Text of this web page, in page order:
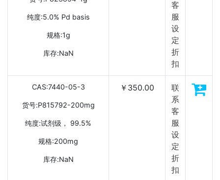
纯度:5.0% Pd basis
规格:1g
库存:NaN
客
服
设
定
折
扣
CAS:7440-05-3
货号:P815792-200mg
纯度:试剂级， 99.5%
规格:200mg
库存:NaN
￥350.00
联
系
客
服
设
定
折
扣